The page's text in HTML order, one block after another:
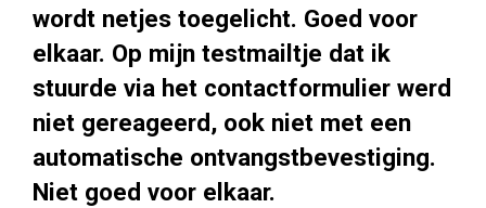
wordt netjes toegelicht. Goed voor
elkaar. Op mijn testmailtje dat ik
stuurde via het contactformulier werd
niet gereageerd, ook niet met een
automatische ontvangstbevestiging.
Niet goed voor elkaar.